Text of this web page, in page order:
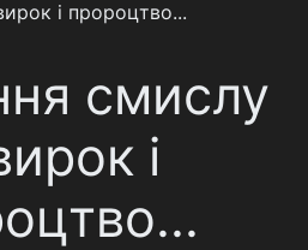
і пророцтво...
смислу
і